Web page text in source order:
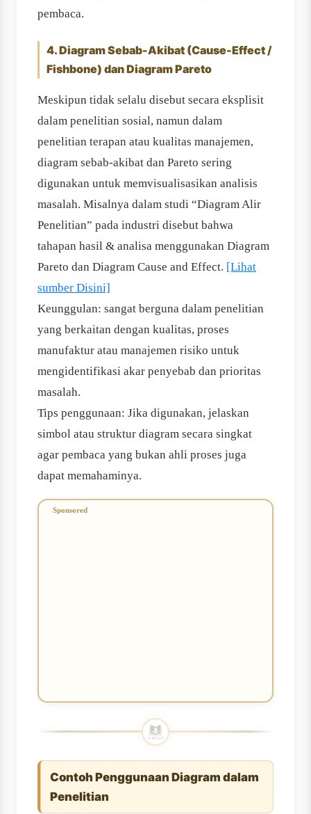
pembaca.
4. Diagram Sebab-Akibat (Cause-Effect /
Fishbone) dan Diagram Pareto
Meskipun tidak selalu disebut secara eksplisit
dalam penelitian sosial, namun dalam
penelitian terapan atau kualitas manajemen,
diagram sebab-akibat dan Pareto sering
digunakan untuk memvisualisasikan analisis
masalah. Misalnya dalam studi “Diagram Alir
Penelitian” pada industri disebut bahwa
tahapan hasil & analisa menggunakan Diagram
Pareto dan Diagram Cause and Effect. [Lihat
sumber Disini]
Keunggulan: sangat berguna dalam penelitian
yang berkaitan dengan kualitas, proses
manufaktur atau manajemen risiko untuk
mengidentifikasi akar penyebab dan prioritas
masalah.
Tips penggunaan: Jika digunakan, jelaskan
simbol atau struktur diagram secara singkat
agar pembaca yang bukan ahli proses juga
dapat memahaminya.
Contoh Penggunaan Diagram dalam
Penelitian